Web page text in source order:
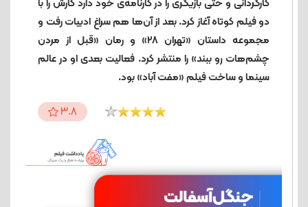
کارگردانی و حتی بازیگری را در کارنامه‌ی خود دارد کارش را با
دو فیلم کوتاه آغاز کرد. بعد از آن‌ها هم سراغ ادبیات رفت و
مجموعه داستان «تهران ۲۸» و رمان «قبل از مردن
چشم‌هات رو ببند» را منتشر کرد. فعالیت بعدی او در عالم
سینما و ساخت فیلم «مفت آباد» بود.
3.8